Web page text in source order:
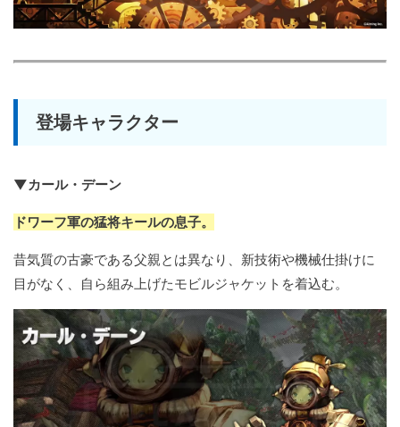
登場キャラクター
▼カール・デーン
ドワーフ軍の猛将キールの息子。
昔気質の古豪である父親とは異なり、新技術や機械仕掛けに
目がなく、自ら組み上げたモビルジャケットを着込む。